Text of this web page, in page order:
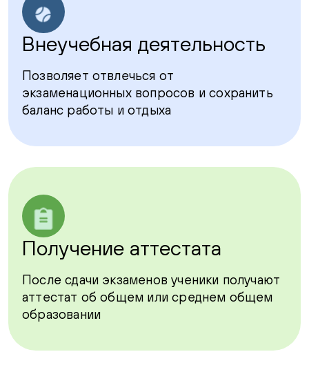
Внеучебная деятельность
Позволяет отвлечься от
экзаменационных вопросов и сохранить
баланс работы и отдыха
Получение аттестата
После сдачи экзаменов ученики получают
аттестат об общем или среднем общем
образовании